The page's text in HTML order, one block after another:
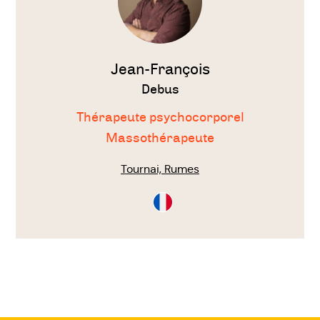
Jean-François
Debus
Thérapeute psychocorporel
Massothérapeute
Tournai, Rumes
Consultation
en